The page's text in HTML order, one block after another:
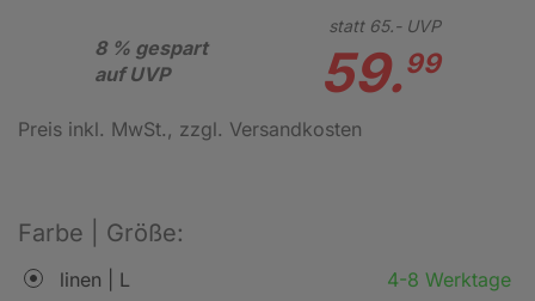
8 % gespart
auf UVP
statt 65.-UVP
59.99
Preis inkl. MwSt., zzgl. Versandkosten
Farbe | Größe:
linen | L
4-8 Werktage